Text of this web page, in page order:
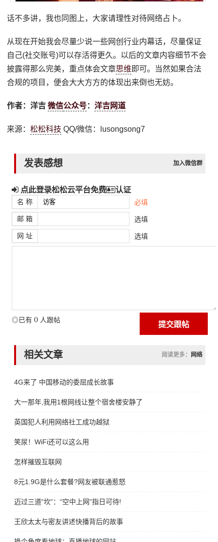
话不多讲，我也同图上，大家请理性对待网络占卜。
从现在开始我会尽量少说一些网创行业内幕话，尽量保证
自己(社交账号)可以存活得更久。以后的文章内容细节不会
披露得那么完美，重点体会文章思维 即可。当然如果合法
合规的项目，便会大大方方的体现出来倒也无妨。
作者：洋吉微信公众号：洋吉网道
来源：松松科技 QQ/微信：lusongsong7
发表感想 加入微信群
点此登录松松云平台免费 认证
名 称 必填
邮 箱 选填
网 址 选填
◎已有 0 人跟帖
相关文章 阅读更多： 网络
4G来了 中国移动的委屈成长故事
大一那年,我用1根网线让整个宿舍楼安静了
英国犯人利用网络社工成功越狱
笑尿！WiFi还可以这么用
怎样摧毁互联网
8元1.9G是什么套餐?网友被联通惹怒
迈过三道“坎”：“空中上网”指日可待!
王欣太太与密友讲述快播背后的故事